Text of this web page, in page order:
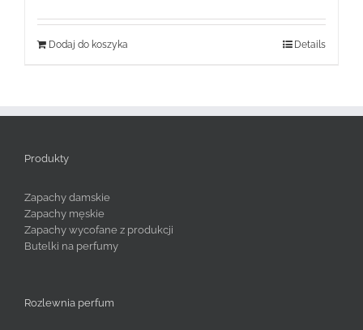
129,99 zł.
49,99 zł.
Dodaj do koszyka Details
Produkty
Zapachy damskie
Zapachy męskie
Zapachy wycofane z produkcji
Butelki na perfumy
Rozlewnia perfum